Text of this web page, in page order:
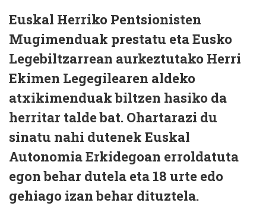
Euskal Herriko Pentsionisten
Mugimenduak prestatu eta Eusko
Legebiltzarrean aurkeztutako Herri
Ekimen Legegilearen aldeko
atxikimenduak biltzen hasiko da
herritar talde bat. Ohartarazi du
sinatu nahi dutenek Euskal
Autonomia Erkidegoan erroldatuta
egon behar dutela eta 18 urte edo
gehiago izan behar dituztela.